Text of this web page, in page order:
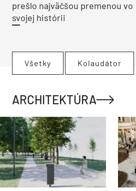
prešlo najväčšou premenou vo
svojej histórii
Všetky Kolaudátor
ARCHITEKTÚRA